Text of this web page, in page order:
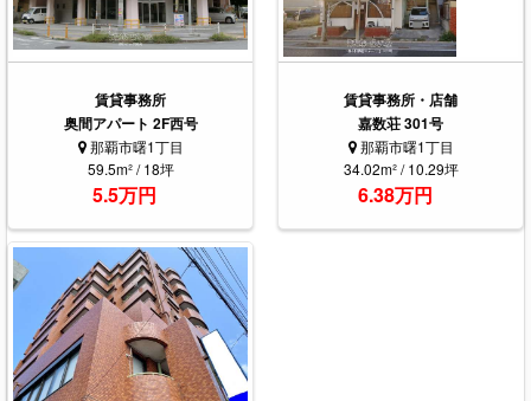
賃貸事務所
奥間アパート 2F西号
那覇市曙1丁目
59.5m² / 18坪
5.5万円
賃貸事務所・店舗
嘉数荘 301号
那覇市曙1丁目
34.02m² / 10.29坪
6.38万円